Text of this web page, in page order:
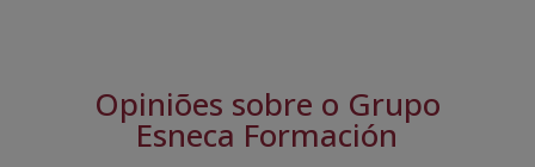
Opiniões sobre o Grupo
Esneca Formación